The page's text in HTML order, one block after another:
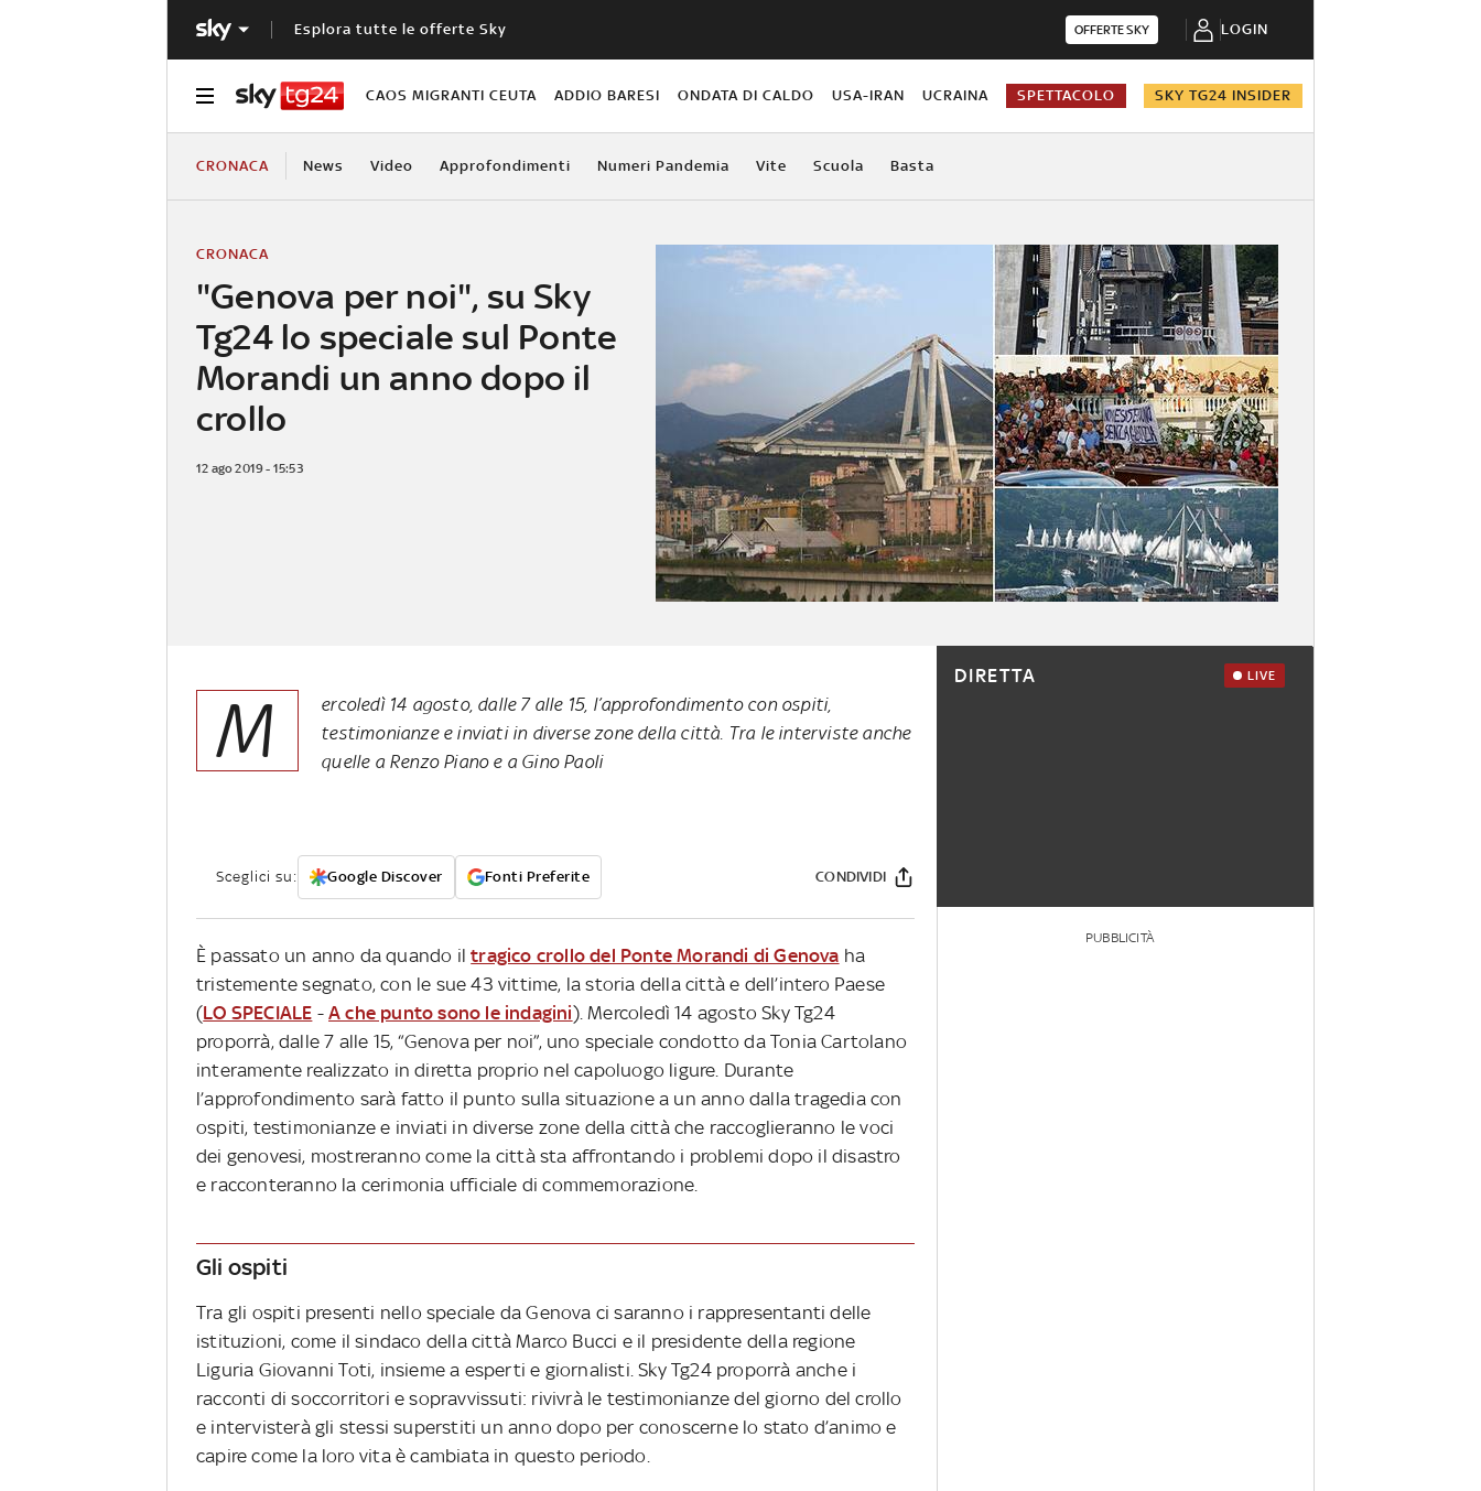
Esplora tutte le offerte Sky OFFERTE SKY LOGIN
CAOS MIGRANTI CEUTA ADDIO BARESI ONDATA DI CALDO USA-IRAN UCRAINA SPETTACOLO SKY TG24 INSIDER
CRONACA News Video Approfondimenti Numeri Pandemia Vite Scuola Basta
"Genova per noi", su Sky
Tg24 lo speciale sul Ponte
Morandi un anno dopo il
crollo
CRONACA
12 ago 2019 - 15:53
M
ercoledì 14 agosto, dalle 7 alle 15, l’approfondimento con ospiti,
testimonianze e inviati in diverse zone della città. Tra le interviste anche
quelle a Renzo Piano e a Gino Paoli
Sceglici su: Google Discover Fonti Preferite CONDIVIDI
È passato un anno da quando iltragico crollo del Ponte Morandi di Genova ha
tristemente segnato, con le sue 43 vittime, la storia della città e dell’intero Paese
(LO SPECIALE -A che punto sono le indagini). Mercoledì 14 agosto Sky Tg24
proporrà, dalle 7 alle 15, “Genova per noi”, uno speciale condotto da Tonia Cartolano
interamente realizzato in diretta proprio nel capoluogo ligure. Durante
l’approfondimento sarà fatto il punto sulla situazione a un anno dalla tragedia con
ospiti, testimonianze e inviati in diverse zone della città che raccoglieranno le voci
dei genovesi, mostreranno come la città sta affrontando i problemi dopo il disastro
e racconteranno la cerimonia ufficiale di commemorazione.
Gli ospiti
Tra gli ospiti presenti nello speciale da Genova ci saranno i rappresentanti delle
istituzioni, come il sindaco della città Marco Bucci e il presidente della regione
Liguria Giovanni Toti, insieme a esperti e giornalisti. Sky Tg24 proporrà anche i
racconti di soccorritori e sopravvissuti: rivivrà le testimonianze del giorno del crollo
e intervisterà gli stessi superstiti un anno dopo per conoscerne lo stato d’animo e
capire come la loro vita è cambiata in questo periodo.
DIRETTA LIVE
PUBBLICITÀ